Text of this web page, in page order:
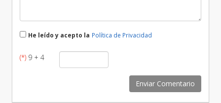
He leído y acepto la Política de Privacidad
(*) 9 + 4